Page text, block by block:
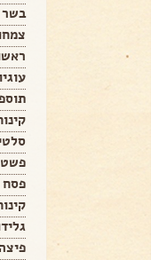
בשר
פסח
פיצה